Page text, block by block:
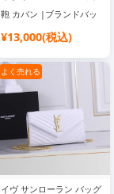
鞄 カバン |ブランドバッ
グ コピー 通販
¥13,000(税込)
よく売れる
イヴ サンローラン バッグ